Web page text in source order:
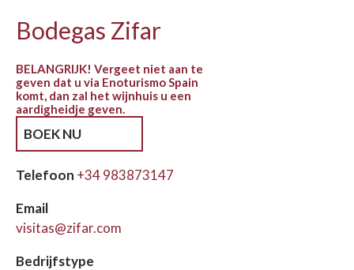
Bodegas Zifar
BOEK NU
BELANGRIJK! Vergeet niet aan te
geven dat u via Enoturismo Spain
komt, dan zal het wijnhuis u een
aardigheidje geven.
Telefoon +34 983873147
Email
visitas@zifar.com
Bedrijfstype